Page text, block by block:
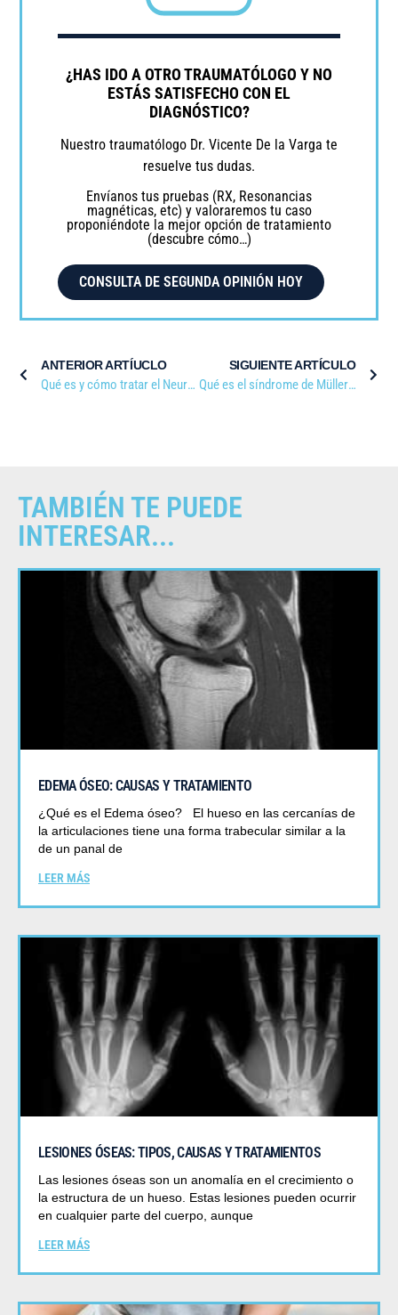
¿HAS IDO A OTRO TRAUMATÓLOGO Y NO
ESTÁS SATISFECHO CON EL
DIAGNÓSTICO?
Nuestro traumatólogo Dr. Vicente De la Varga te
resuelve tus dudas.
Envíanos tus pruebas (RX, Resonancias
magnéticas, etc) y valoraremos tu caso
proponiéndote la mejor opción de tratamiento
(descubre cómo…)
CONSULTA DE SEGUNDA OPINIÓN HOY
ANTERIOR ARTÍUCLO
Qué es y cómo tratar el Neuroma de Morton
SIGUIENTE ARTÍCULO
Qué es el síndrome de Müller-Weiss
TAMBIÉN TE PUEDE
INTERESAR...
EDEMA ÓSEO: CAUSAS Y TRATAMIENTO
¿Qué es el Edema óseo? El hueso en las cercanías de
la articulaciones tiene una forma trabecular similar a la
de un panal de
LEER MÁS
LESIONES ÓSEAS: TIPOS, CAUSAS Y TRATAMIENTOS
Las lesiones óseas son un anomalía en el crecimiento o
la estructura de un hueso. Estas lesiones pueden ocurrir
en cualquier parte del cuerpo, aunque
LEER MÁS